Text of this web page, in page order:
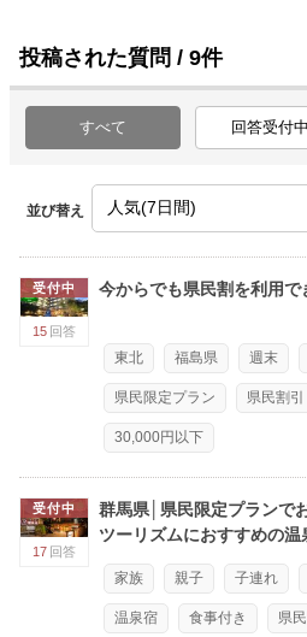
投稿された質問 / 9件
すべて 回答受付中
並び替え
受付中
15 回答
今からでも県民割を利用
東北 福島県 週末
県民限定プラン 県民割引
30,000円以下
受付中
17 回答
群馬県│県民限定プランで
ツーリズムにおすすめの温
家族 親子 子連れ
温泉宿 食事付き 県